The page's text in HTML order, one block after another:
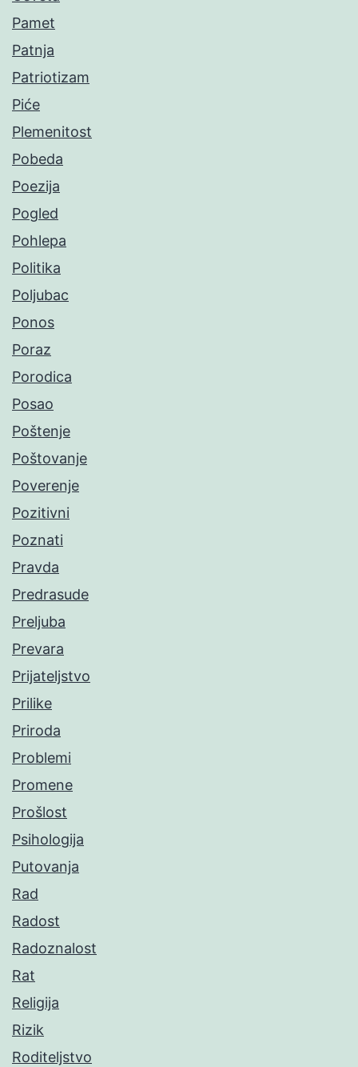
Pamet
Patnja
Patriotizam
Piće
Plemenitost
Pobeda
Poezija
Pogled
Pohlepa
Politika
Poljubac
Ponos
Poraz
Porodica
Posao
Poštenje
Poštovanje
Poverenje
Pozitivni
Poznati
Pravda
Predrasude
Preljuba
Prevara
Prijateljstvo
Prilike
Priroda
Problemi
Promene
Prošlost
Psihologija
Putovanja
Rad
Radost
Radoznalost
Rat
Religija
Rizik
Roditeljstvo